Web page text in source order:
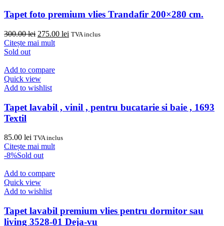
Tapet foto premium vlies Trandafir 200×280 cm.
300.00lei Prețul
inițial
300.00 lei.
275.00 lei Prețul
TVA inclus
Citește mai mult
Sold out
Add to compare
Quick view
Add to wishlist
Tapet lavabil , vinil , pentru bucatarie si baie , 1693
Textil
85.00 lei TVA inclus
Citește mai mult
-8%Sold out
Add to compare
Quick view
Add to wishlist
Tapet lavabil premium vlies pentru dormitor sau
living 3528-01 Deja-vu